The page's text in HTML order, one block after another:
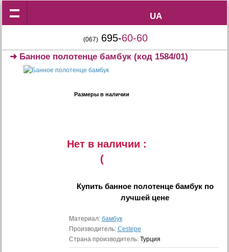
UA
UA
(067) 695-60-60
➜ Банное полотенце бамбук (код 1584/01)
Размеры в наличии
Нет в наличии :
(
Купить банное полотенце бамбукпо
лучшей цене
Материал: бамбук
Производитель: Cestepe
Страна производитель: Турция